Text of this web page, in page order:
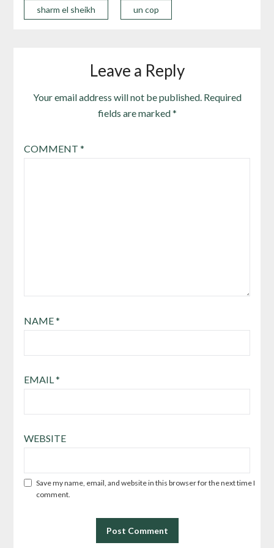
sharm el sheikh un cop
Leave a Reply
Your email address will not be published. Required
fields are marked*
COMMENT *
NAME*
EMAIL *
WEBSITE
Save my name, email, and website in this browser for the next time I
comment.